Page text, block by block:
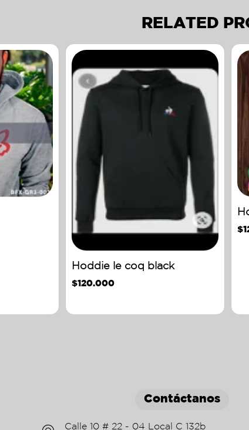
RELATED
Hoddie le coq black
$120.000
$
Contáctanos
Calle 10 # 22 - 04 Local C 132b